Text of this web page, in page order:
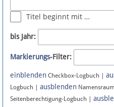
Newsletter
Bluesky
Facebook
Instagram
Titel beginnt mit …
bis Jahr:
Markierungs-Filter:
einblenden Checkbox-Logbuch |
Logbuch | ausblenden
Seitenberechtigung-Logbuch |